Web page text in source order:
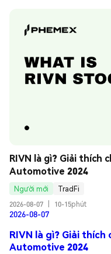
RIVN là gì? Giải thích
Automotive 2024
Người mới
TradFi
2026-08-07
10-15phút
2026-08-07
RIVN là gì? Giải
Automotive 2024